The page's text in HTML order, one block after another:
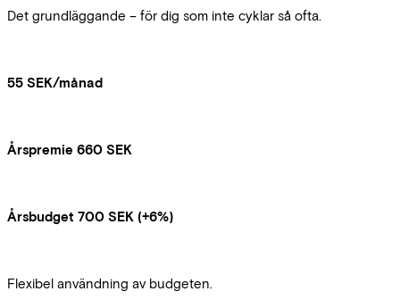
Det grundläggande – för dig som inte cyklar så ofta.
55 SEK/månad
Årspremie 660 SEK
Årsbudget 700 SEK (+6%)
Flexibel användning av budgeten.